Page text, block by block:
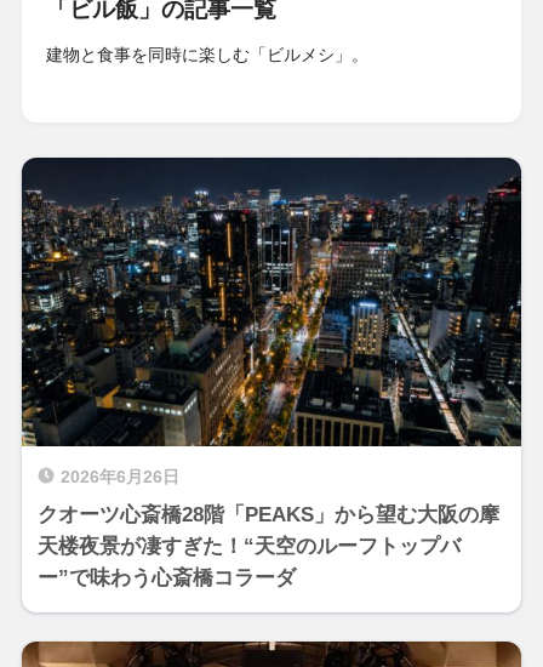
「ビル飯」の記事一覧
建物と食事を同時に楽しむ「ビルメシ」。
2026年6月26日
クオーツ心斎橋28階「PEAKS」から望む大阪の摩
天楼夜景が凄すぎた！“天空のルーフトップバ
ー”で味わう心斎橋コラーダ